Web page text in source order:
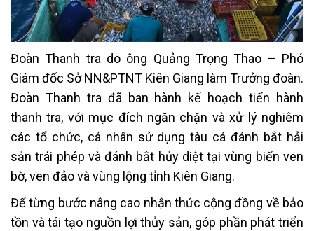
Đoàn Thanh tra do ông Quảng Trọng Thao – Phó
Giám đốc Sở NN&PTNT Kiên Giang làm Trưởng đoàn.
Đoàn Thanh tra đã ban hành kế hoạch tiến hành
thanh tra, với mục đích ngăn chặn và xử lý nghiêm
các tổ chức, cá nhân sử dụng tàu cá đánh bắt hải
sản trái phép và đánh bắt hủy diệt tại vùng biển ven
bờ, ven đảo và vùng lộng tỉnh Kiên Giang.
Để từng bước nâng cao nhận thức cộng đồng về bảo
tồn và tái tạo nguồn lợi thủy sản, góp phần phát triển